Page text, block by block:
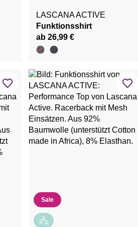
LASCANA ACTIVE
Funktionsshirt
ab 26,99 €
Sale